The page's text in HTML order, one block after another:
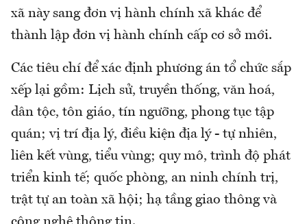
xã này sang đơn vị hành chính xã khác để
thành lập đơn vị hành chính cấp cơ sở mới.
Các tiêu chí để xác định phương án tổ chức sắp
xếp lại gồm: Lịch sử, truyền thống, văn hoá,
dân tộc, tôn giáo, tín ngưỡng, phong tục tập
quán; vị trí địa lý, điều kiện địa lý - tự nhiên,
liên kết vùng, tiểu vùng; quy mô, trình độ phát
triển kinh tế; quốc phòng, an ninh chính trị,
trật tự an toàn xã hội; hạ tầng giao thông và